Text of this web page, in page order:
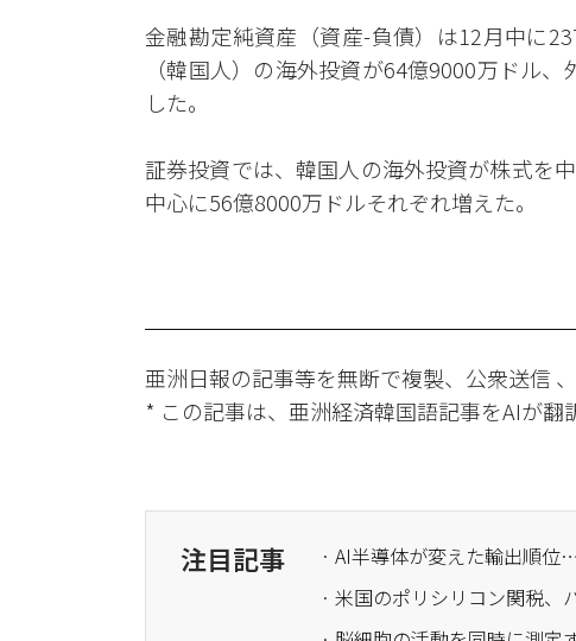
金融勘定純資産（資産-負債）は12月中に
（韓国人）の海外投資が64億9000万ドル
した。
証券投資では、韓国人の海外投資が株式を
中心に56億8000万ドルそれぞれ増えた。
亜洲日報の記事等を無断で複製、公衆送信
* この記事は、亜洲経済韓国語記事をAIが翻
注目記事
· AI半導体が変えた輸出順
· 米国のポリシリコン関税、